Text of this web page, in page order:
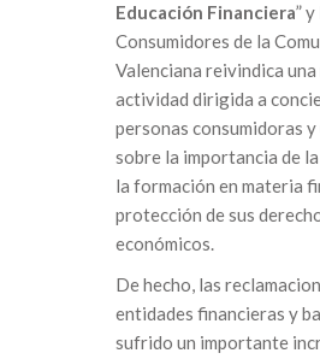
Educación Financiera”
Consumidores de la
Valenciana reivindica
actividad dirigida a
personas consumidoras y
sobre la importancia de
la formación en materia
protección de sus
económicos.
De hecho, las
entidades financieras y
sufrido un importante